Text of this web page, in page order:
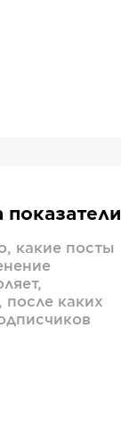
показатели
какие посты
после каких